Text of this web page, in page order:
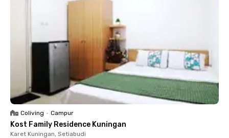
Coliving • Campur
Kost Family Residence Kuningan
Karet Kuningan, Setiabudi